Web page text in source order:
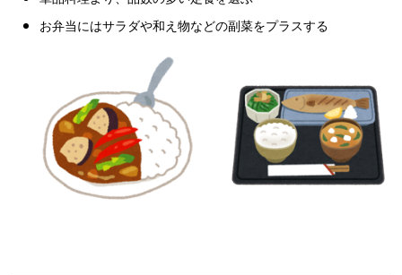
お弁当にはサラダや和え物などの副菜をプラスする